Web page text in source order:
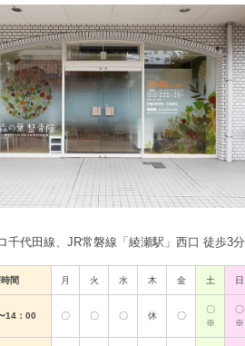
千代田線、JR常磐線「綾瀬駅」西口 徒歩3分
間 月 火 水 木 金 土 日
14：00 〇 〇 〇 休 〇
〇
※
〇
※